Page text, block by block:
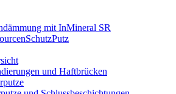
mit InMineral SR
und Haftbrücken